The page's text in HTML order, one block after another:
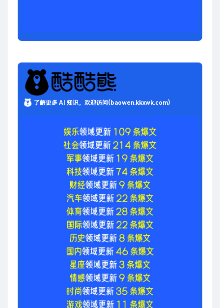
了解更多 AI 知识，欢迎访问(baowen.kkxwk.com)